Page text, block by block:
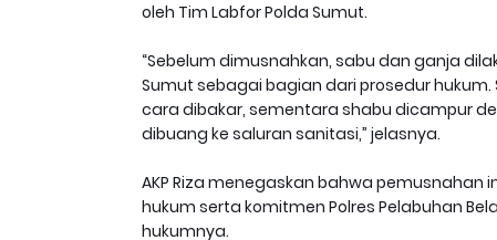
oleh Tim Labfor Polda Sumut.
“Sebelum dimusnahkan, sabu dan ganja
Sumut sebagai bagian dari prosedur
cara dibakar, sementara shabu dicampur
dibuang ke saluran sanitasi,” jelasnya.
AKP Riza menegaskan bahwa
hukum serta komitmen Polres Pelabuhan
hukumnya.